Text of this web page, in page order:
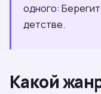
одного:
детстве.
Какой